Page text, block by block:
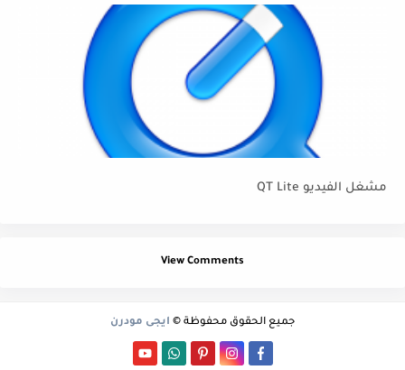
مشغل الفيديو QT Lite
View Comments
جميع الحقوق محفوظة © ايجى مودرن